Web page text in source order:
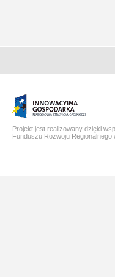
Projekt jest realizowany dzięki
Funduszu Rozwoju